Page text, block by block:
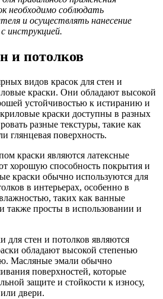
необходимо соблюдать
и осуществлять нанесение
инструкцией.
и потолков
видов красок для стен и
краски. Они обладают высокой
устойчивостью к истиранию и
краски доступны в разных
разные текстуры, такие как
глянцевая поверхность.
краски являются латексные
хорошую способность покрытия и
краски обычно используются для
в интерьерах, особенно в
таких как ванные
просты в использовании и
стен и потолков являются
обладают высокой степенью
Масляные эмали обычно
поверхностей, которые
защите и стойкости к износу,
двери.